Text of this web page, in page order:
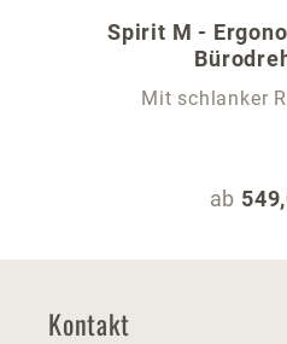
Spirit M -
Mit schlanker
ab
Kontakt